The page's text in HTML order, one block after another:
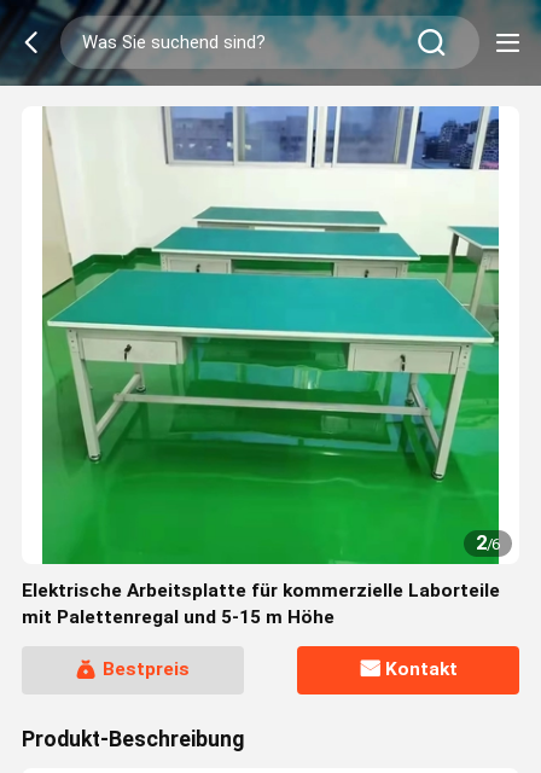
2/6
Elektrische Arbeitsplatte für kommerzielle Laborteile
mit Palettenregal und 5-15 m Höhe
Bestpreis Kontakt
Produkt-Beschreibung